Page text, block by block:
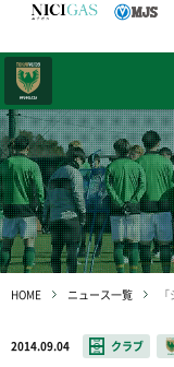
HOME ニュース一覧
2014.09.04 クラブ